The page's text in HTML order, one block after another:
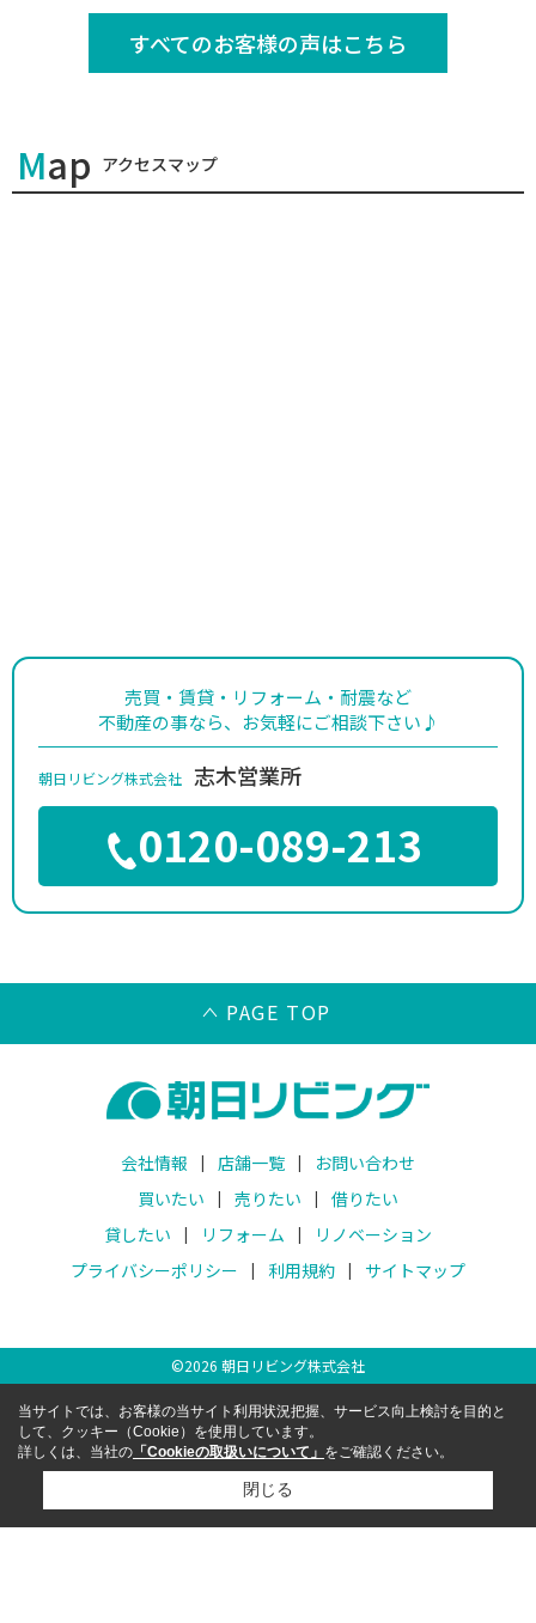
すべてのお客様の声はこちら
Map アクセスマップ
売買・賃貸・リフォーム・耐震など
不動産の事なら、お気軽にご相談下さい♪
朝日リビング株式会社 志木営業所
0120-089-213
PAGE TOP
会社情報 店舗一覧
お問い合わせ
買いたい
売りたい
借りたい
貸したい
リフォーム
リノベーション
プライバシーポリシー
利用規約 サイトマップ
©2026 朝日リビング株式会社
当サイトでは、お客様の当サイト利用状況把握、サービス向上検討を目的と
して、クッキー（Cookie）を使用しています。
詳しくは、当社の 「Cookieの取扱いについて」 をご確認ください。
閉じる